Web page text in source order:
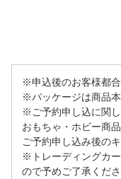
※申込後のお客様都
※パッケージは商品
※ご予約申し込に関し
おもちゃ・ホビー商
ご予約申し込み後の
※トレーディングカ
ので予めご了承くださ